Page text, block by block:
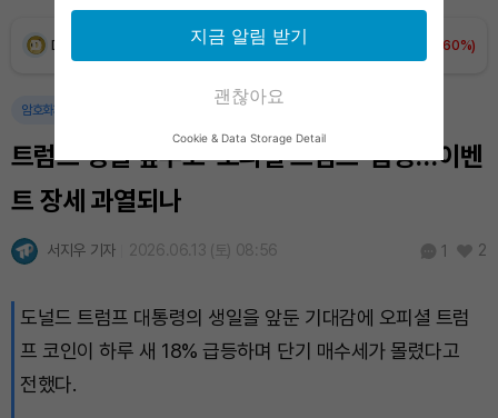
Bitcoin (BTC) (+1.25%)
암호화폐
트럼프 생일 앞두고 ‘오피셜 트럼프’ 급등…이벤
트 장세 과열되나
서지우 기자 2026.06.13 (토) 08:56 1 2
도널드 트럼프 대통령의 생일을 앞둔 기대감에 오피셜 트럼
프 코인이 하루 새 18% 급등하며 단기 매수세가 몰렸다고
전했다.
지금 알림 받기
괜찮아요
Cookie & Data Storage Detail